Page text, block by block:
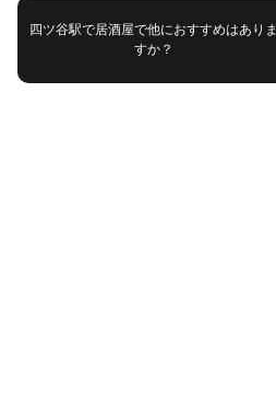
四ツ谷駅で居酒屋で他におすすめはありま
すか？